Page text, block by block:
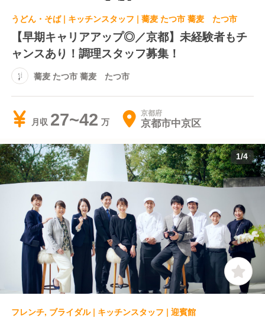
うどん・そば | キッチンスタッフ | 蕎麦 たつ市 蕎麦 たつ市
【早期キャリアアップ◎／京都】未経験者もチ
ャンスあり！調理スタッフ募集！
蕎麦 たつ市 蕎麦 たつ市
月収 27~42 京都府
京都市中京区
1/4
フレンチ, ブライダル | キッチンスタッフ | 迎賓館